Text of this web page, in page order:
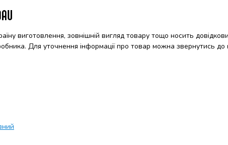
виготовлення, зовнішній вигляд товару тощо носить
Для уточнення інформації про товар можна звернутись до